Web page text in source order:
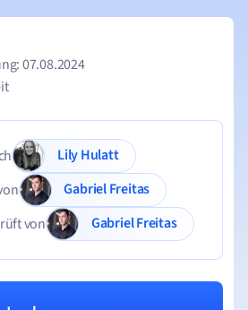
07.08.2024
Lily Hulatt
Gabriel Freitas
von
Gabriel Freitas